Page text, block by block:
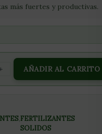
más fuertes y productivas.
AÑADIR AL CARRITO
,FERTILIZANTES
SOLIDOS